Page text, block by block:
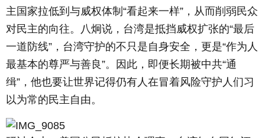
主国家拉低到与威权体制“看起来一样”，从而削弱民众
对民主的向往。八炯说，台湾是抵挡威权扩张的“最后
一道防线”，台湾守护的不只是自身安全，更是“作为人
最基本的尊严与善良”。因此，即便长期被中共“通
缉”，他也要让世界记得仍有人在冒着风险守护人们习
以为常的民主自由。